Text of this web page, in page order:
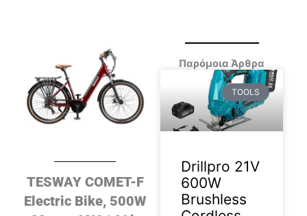
TESWAY COMET-F
Electric Bike, 500W
Παρόμοια Άρθρα
TOOLS
Drillpro 21V
600W
Brushless